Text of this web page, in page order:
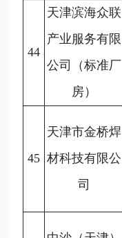
44
天津滨海众联
产业服务有限
公司（标准厂
房）
45
天津市金桥焊
材科技有限公
司